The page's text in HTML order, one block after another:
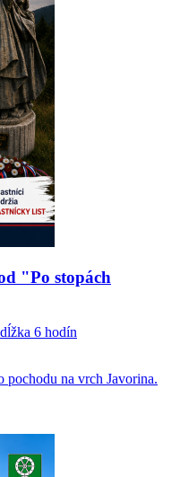
"Po stopách
6 hodín
na vrch Javorina.